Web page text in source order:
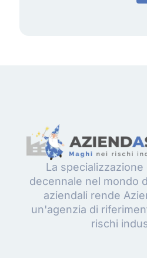
La
decennale nel mondo
aziendali rende
un'agenzia di
rischi